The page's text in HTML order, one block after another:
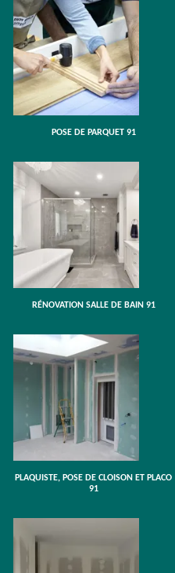
POSE DE PARQUET 91
RÉNOVATION SALLE DE BAIN 91
PLAQUISTE, POSE DE CLOISON ET PLACO
91